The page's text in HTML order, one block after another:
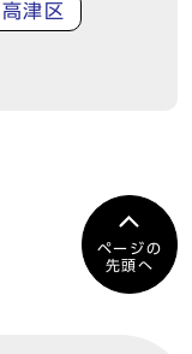
高津区
ページの
先頭へ